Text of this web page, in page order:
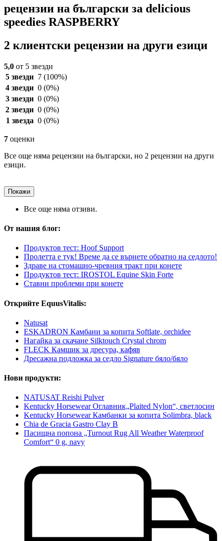
рецензии на български за delicious
speedies RASPBERRY
2 клиентски рецензии на други езици
5,0 от 5 звезди
5 звезди 7 (100%)
4 звезди 0 (0%)
3 звезди 0 (0%)
2 звезди 0 (0%)
1 звезда 0 (0%)
7 оценки
Все още няма рецензии на български, но 2 рецензии на други
езици.
Покажи
Все още няма отзиви.
От нашия блог:
Продуктов тест: Hoof Support
Пролетта е тук! Време да се върнете обратно на седлото!
Здраве на стомашно-чревния тракт при конете
Продуктов тест: IROSTOL Equine Skin Forte
Ставни проблеми при конете
Открийте EquusVitalis:
Natusat
ESKADRON Камбани за копита Softlate, orchidee
Нагайка за скачане Silktouch Crystal chrom
FLECK Камшик за дресура, кафяв
Дресажна подложка за седло Signature бяло/бяло
Нови продукти:
NATUSAT Reishi Pulver
Kentucky Horsewear Оглавник„Plaited Nylon“, светлосин
Kentucky Horsewear Камбанки за копита Solimbra, black
Chia de Gracia Gastro Clay B
Пасищна попона „Turnout Rug All Weather Waterproof
Comfort“ 0 g, navy